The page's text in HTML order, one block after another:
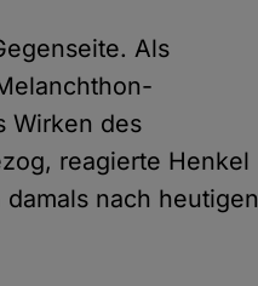
Als
Wirken des
reagierte Henkel
nach heutigen